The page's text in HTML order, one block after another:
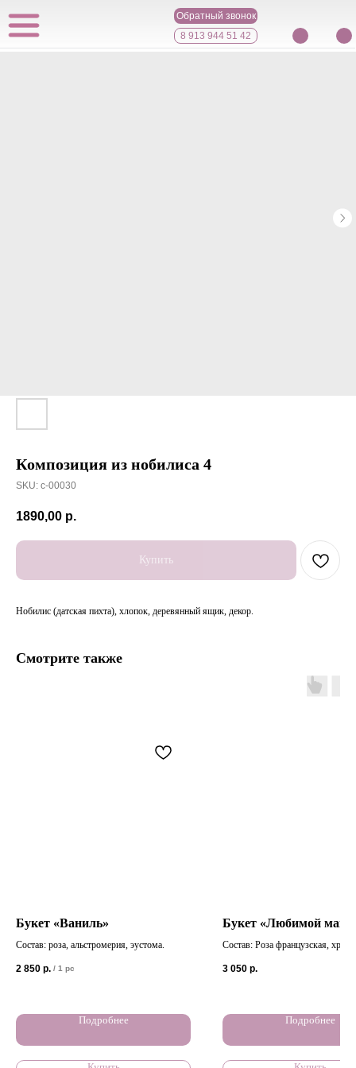
8 913 944 51 42
Обратный звонок
Композиция из нобилиса 4
SKU: c-00030
1890,00 р.
Купить
Нобилис (датская пихта), хлопок, деревянный ящик, декор.
Смотрите также
Букет «Ваниль»
Состав: роза, альстромерия, эустома.
2 850 р. / 1 pc
Подробнее
Букет «Любимой
Состав: Роза французская,
эвкалипт
3 050 р.
Подробнее